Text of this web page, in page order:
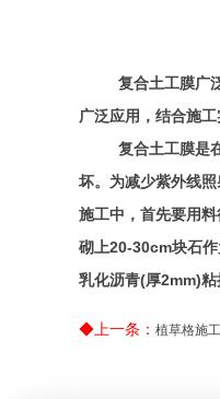
复合土工膜广
广泛应用，结合施
复合土工膜是
坏。为减少紫外线照
施工中，首先要用
砌上20-30cm块石
乳化沥青(厚2mm)粘
◆上一条： 植草格施